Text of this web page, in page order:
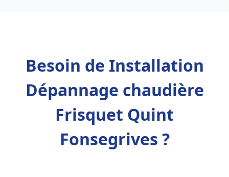
Besoin de Installation
Dépannage chaudière
Frisquet Quint
Fonsegrives ?